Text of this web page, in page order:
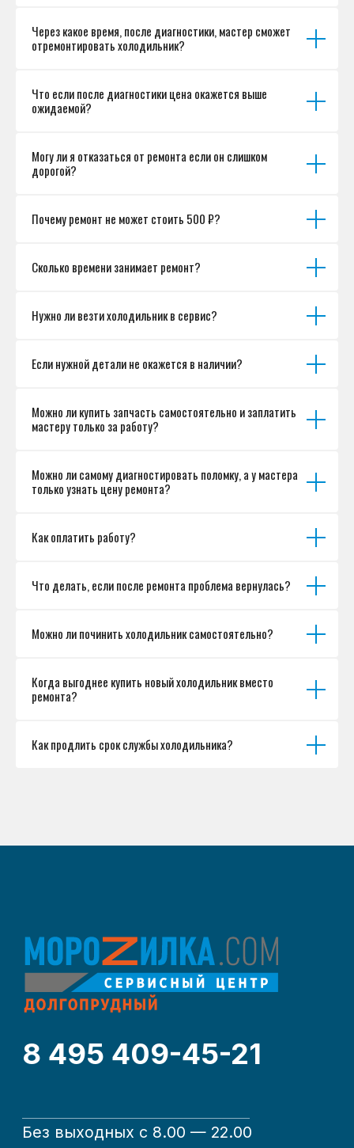
Через какое время, после диагностики, мастер сможет
отремонтировать холодильник?
Что если после диагностики цена окажется выше
ожидаемой?
Могу ли я отказаться от ремонта если он слишком
дорогой?
Почему ремонт не может стоить 500 ₽?
Сколько времени занимает ремонт?
Нужно ли везти холодильник в сервис?
Если нужной детали не окажется в наличии?
Можно ли купить запчасть самостоятельно и заплатить
мастеру только за работу?
Можно ли самому диагностировать поломку, а у мастера
только узнать цену ремонта?
Как оплатить работу?
Что делать, если после ремонта проблема вернулась?
Можно ли починить холодильник самостоятельно?
Когда выгоднее купить новый холодильник вместо
ремонта?
Как продлить срок службы холодильника?